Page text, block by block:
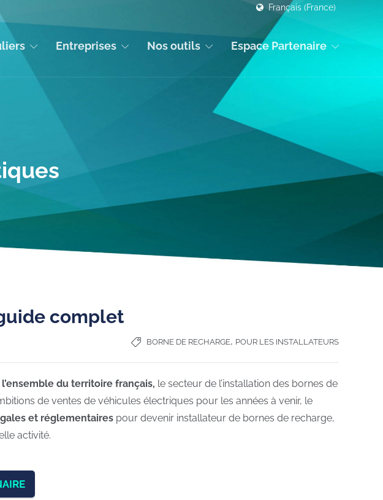
Français (France)
Entreprises Nos outils Espace Partenaire
complet
BORNE DE RECHARGE, POUR LES INSTALLATEURS
du territoire français, le secteur de l’installation des bornes de
de ventes de véhicules électriques pour les années à venir, le
et réglementaires pour devenir installateur de bornes de recharge,
activité.